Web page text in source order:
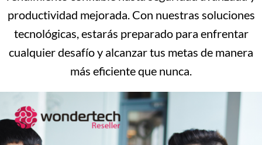
productividad mejorada. Con nuestras soluciones
tecnológicas, estarás preparado para enfrentar
cualquier desafío y alcanzar tus metas de manera
más eficiente que nunca.